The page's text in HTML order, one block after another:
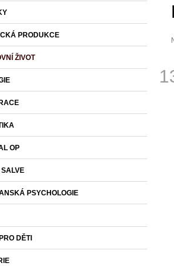
PRODUKCE
ŽIVOT
OP
PSYCHOLOGIE
DĚTI